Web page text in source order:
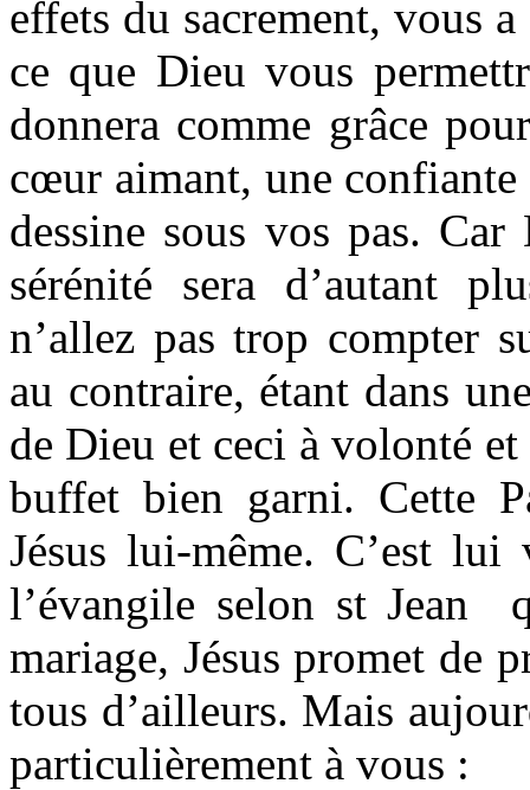
effets du sacrement, vous
ce que Dieu vous
donnera comme grâce
cœur aimant, une confiante
dessine sous vos pas.
sérénité sera d’autant
n’allez pas trop compter
au contraire, étant dans
de Dieu et ceci à volonté
buffet bien garni. Cette
Jésus lui-même. C’est
l’évangile selon st Jean
mariage, Jésus promet de
tous d’ailleurs. Mais
particulièrement à vous :